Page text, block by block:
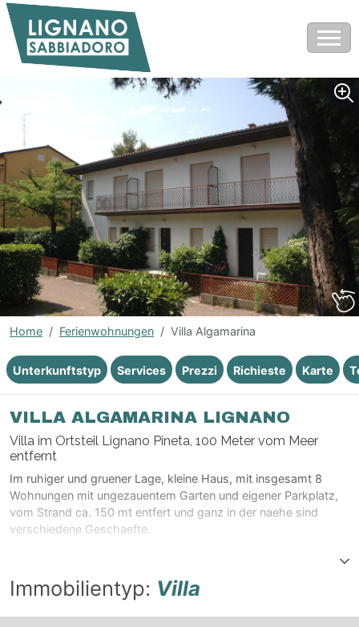
Home Ferienwohnungen Villa Algamarina
VILLA ALGAMARINA LIGNANO
Villa im Ortsteil Lignano Pineta, 100 Meter vom Meer
entfernt
Im ruhiger und gruener Lage, kleine Haus, mit insgesamt 8
Wohnungen mit ungezauentem Garten und eigener Parkplatz,
vom Strand ca. 150 mt entfert und ganz in der naehe sind
verschiedene Geschaefte.
Unterkunftstyp Services Prezzi Richieste Karte
Immobilientyp: Villa